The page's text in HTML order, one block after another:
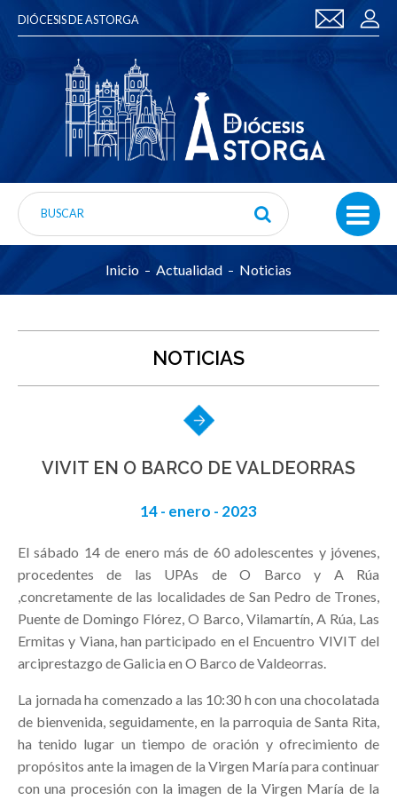
DIÓCESIS DE ASTORGA
Inicio Actualidad Noticias
NOTICIAS
VIVIT EN O BARCO DE VALDEORRAS
14 - enero - 2023
El sábado 14 de enero más de 60 adolescentes y jóvenes,
procedentes de las UPAs de O Barco y A Rúa
,concretamente de las localidades de San Pedro de Trones,
Puente de Domingo Flórez, O Barco, Vilamartín, A Rúa, Las
Ermitas y Viana, han participado en el Encuentro VIVIT del
arciprestazgo de Galicia en O Barco de Valdeorras.
La jornada ha comenzado a las 10:30 h con una chocolatada
de bienvenida, seguidamente, en la parroquia de Santa Rita,
ha tenido lugar un tiempo de oración y ofrecimiento de
propósitos ante la imagen de la Virgen María para continuar
con una procesión con la imagen de la Virgen María de la